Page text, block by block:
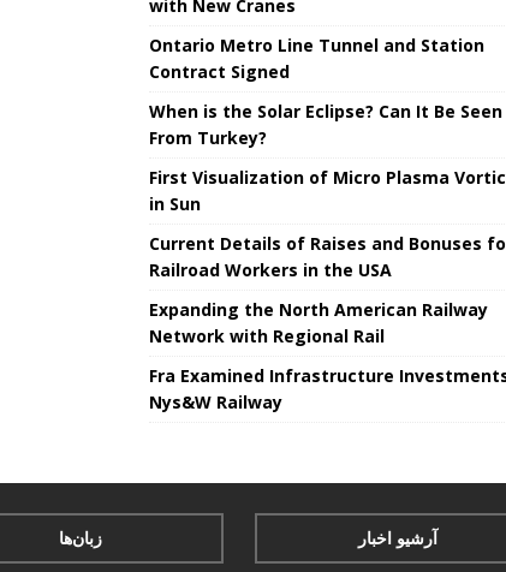
with New Cranes
Ontario Metro Line Tunnel and Station
Contract Signed
When is the Solar Eclipse? Can It Be Seen
From Turkey?
First Visualization of Micro Plasma
in Sun
Current Details of Raises and Bonuses
Railroad Workers in the USA
Expanding the North American Railway
Network with Regional Rail
Fra Examined Infrastructure
Nys&W Railway
زبان‌ها آرشیو اخبار